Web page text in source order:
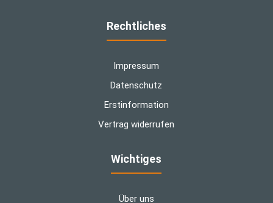
Rechtliches
Impressum
Datenschutz
Erstinformation
Vertrag widerrufen
Wichtiges
Über uns